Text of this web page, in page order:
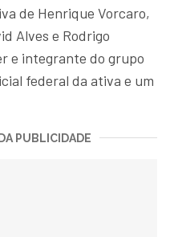
de Henrique Vorcaro,
Alves e Rodrigo
e integrante do grupo
federal da ativa e um
PUBLICIDADE